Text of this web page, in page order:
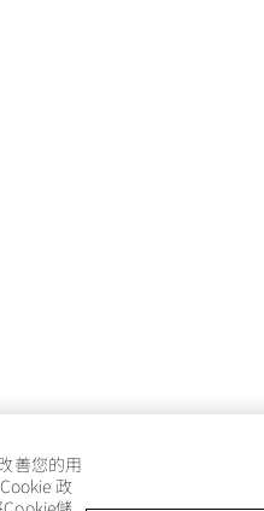
善您的用
政